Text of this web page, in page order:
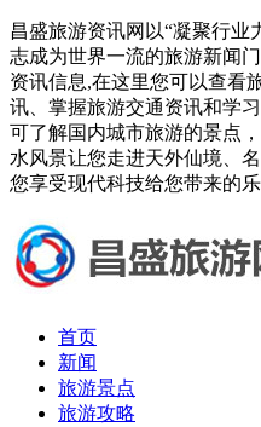
昌盛旅游资讯网以“凝聚行业
志成为世界一流的旅游新闻
资讯信息,在这里您可以查看
讯、掌握旅游交通资讯和学
可了解国内城市旅游的景点
水风景让您走进天外仙境、
您享受现代科技给您带来的乐
首页
新闻
旅游景点
旅游攻略